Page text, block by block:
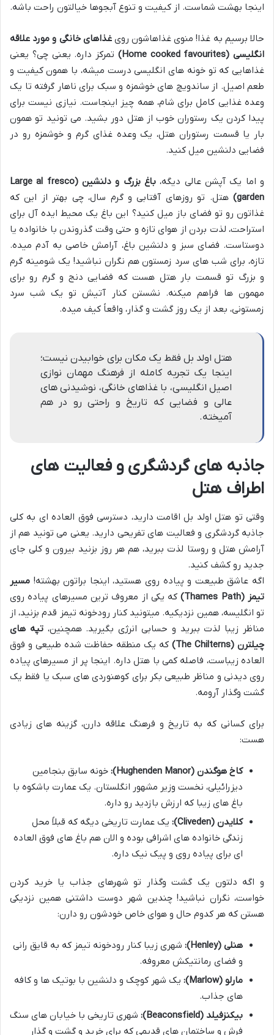
اینجا بهشت شماست. از کیفیت و تنوع آبجوها خیالتون راحت باشه.
حالا برسیم به غذا! منوی غذاهاشون رویغذاهای خانگی و مورد علاقه
انگلیسی (Home cooked favourites)
تمرکز داره. یعنی چی؟ یعنی
غذاهایی که تو خونه های انگلیسی درست میشه، با همون کیفیت و
طعم اصیل. از ساندویچ های خوشمزه و سبک برای ناهار گرفته تا یک
وعده غذایی کامل برای شام، همه چیز اینجاست. نیازی نیست برای
پیدا کردن یک رستوران خوب از هتل دور بشید. می تونید تو همون
بار یا قسمت رستوران هتل، یک وعده غذای گرم و خوشمزه رو در
فضایی دلنشین میل کنید.
و اما یک آپشن عالی دیگه،
باغ بزرگ و دلنشین (Large al fresco
garden)
هتل. تو روزهای آفتابی و گرم سال، چی بهتر از این که
غذاتون رو تو فضای باز میل کنید؟ این باغ یک محیط ایده آل برای
استراحت، لذت بردن از هوای تازه و حتی وقت گذروندن با خانواده یا
دوستاست. فضای سبز و دلنشین باغ، آرامش خاصی به آدم میده.
تازه، برای شب های سرد زمستون هم نگران نباشید! یک شومینه گرم
و بزرگ تو قسمت بار هتل هست که فضایی دنج و گرم رو برای
مهمون ها فراهم میکنه. نشستن کنار آتیش تو یک شب سرد
زمستونی، بعد از یک روز گشت و گذار، واقعاً کیف میده.
هتل اولد بل فقط یک مکان برای خوابیدن نیست؛
اینجا یک تجربه کامله از فرهنگ مهمان نوازی
اصیل انگلیسی، با غذاهای خانگی، نوشیدنی های
عالی و فضایی که تاریخ و راحتی رو در هم
آمیخته.
جاذبه های گردشگری و فعالیت های
اطراف هتل
وقتی تو هتل اولد بل اقامت دارید، دسترسی فوق العاده ای به کلی
جاذبه گردشگری و فعالیت های تفریحی دارید. یعنی می تونید هم از
آرامش هتل و روستا لذت ببرید، هم هر روز بزنید بیرون و کلی جای
جدید رو کشف کنید.
اگه عاشق طبیعت و پیاده روی هستید، اینجا براتون بهشته! مسیر
تیمز (Thames Path)
که یکی از معروف ترین مسیرهای پیاده روی
تو انگلیسه، همین نزدیکیه. میتونید کنار رودخونه تیمز قدم بزنید، از
مناظر زیبا لذت ببرید و حسابی انرژی بگیرید. همچنین،تپه های
چیلترن (The Chilterns)
که یک منطقه حفاظت شده طبیعی و فوق
العاده زیباست، فاصله کمی با هتل داره. اینجا پر از مسیرهای پیاده
روی دیدنی و مناظر طبیعی بکر برای کوهنوردی های سبک یا فقط یک
گشت وگذار آرومه.
برای کسانی که به تاریخ و فرهنگ علاقه دارن، گزینه های زیادی
هست:
کاخ هوگندن (Hughenden Manor):
خونه سابق بنجامین
دیزرائیلی، نخست وزیر مشهور انگلستان. یک عمارت باشکوه با
باغ های زیبا که ارزش بازدید رو داره.
کلایدن (Cliveden):
یک عمارت تاریخی دیگه که قبلاً محل
زندگی خانواده های اشرافی بوده و الان هم باغ های فوق العاده
ای برای پیاده روی و پیک نیک داره.
و اگه دلتون یک گشت وگذار تو شهرهای جذاب یا خرید کردن
خواست، نگران نباشید! چندین شهر دوست داشتنی همین نزدیکی
هستن که هر کدوم حال و هوای خاص خودشون رو دارن:
هنلی (Henley):
شهری زیبا کنار رودخونه تیمز که به قایق رانی
و فضای رمانتیکش معروفه.
مارلو (Marlow):
یک شهر کوچک و دلنشین با بوتیک ها و کافه
های جذاب.
بیکنزفیلد (Beaconsfield):
شهری تاریخی با خیابان های سنگ
فرش و ساختمان های قدیمی که برای خرید و گشت و گذار